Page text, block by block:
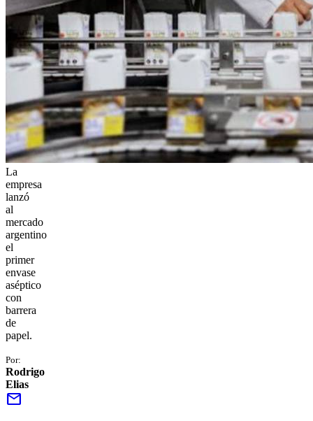
La
empresa
lanzó
al
mercado
argentino
el
primer
envase
aséptico
con
barrera
de
papel.
Por:
Rodrigo
Elias
mail